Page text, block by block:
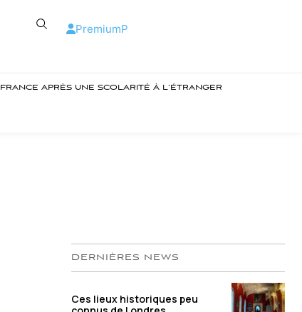
PremiumP
APRÈS UNE SCOLARITÉ À L’ÉTRANGER
DERNIÈRES NEWS
Ces lieux historiques peu